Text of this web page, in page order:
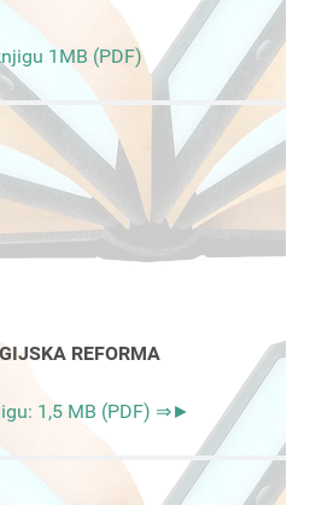
1MB (PDF)
REFORMA
1,5 MB (PDF) ⇒►